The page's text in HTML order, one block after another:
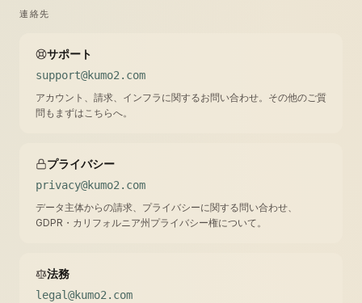
連絡先
サポート
support@kumo2.com
アカウント、請求、インフラに関するお問い合わせ。その他のご質
問もまずはこちらへ。
プライバシー
privacy@kumo2.com
データ主体からの請求、プライバシーに関する問い合わせ、
GDPR・カリフォルニア州プライバシー権について。
法務
legal@kumo2.com